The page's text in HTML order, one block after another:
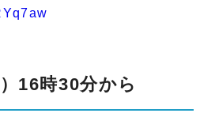
16時30分から